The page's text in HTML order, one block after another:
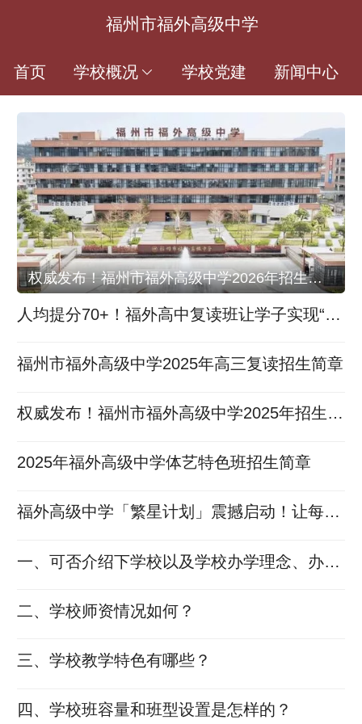
福州市福外高级中学
首页 学校概况 学校党建 新闻中心
权威发布！福州市福外高级中学2026年招生简章
人均提分70+！福外高中复读班让学子实现“断
福州市福外高级中学2025年高三复读招生简章
权威发布！福州市福外高级中学2025年招生简
2025年福外高级中学体艺特色班招生简章
福外高级中学「繁星计划」震撼启动！让每个
一、可否介绍下学校以及学校办学理念、办学
二、学校师资情况如何？
三、学校教学特色有哪些？
四、学校班容量和班型设置是怎样的？